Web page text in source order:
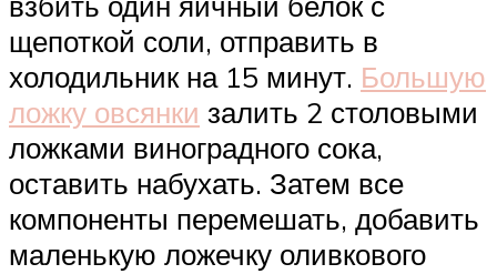
щепоткой соли, отправить в
холодильник на 15 минут. Большую
ложку овсянки залить 2 столовыми
ложками виноградного сока,
оставить набухать. Затем все
компоненты перемешать, добавить
маленькую ложечку оливкового